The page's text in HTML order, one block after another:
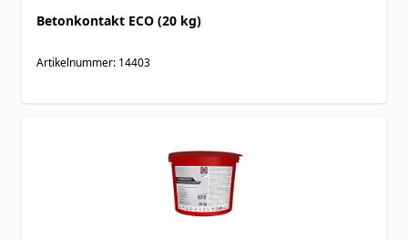
Betonkontakt ECO (20 kg)
Artikelnummer: 14403